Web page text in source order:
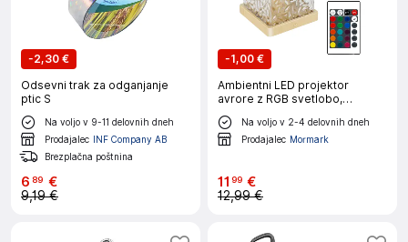
-2,30 €
Odsevni trak za odganjanje
ptic S
Na voljo v 9-11 delovnih dneh
Prodajalec INF Company AB
Brezplačna poštnina
6 89 €
9,19 €
-1,00 €
Ambientni LED projektor
avrore z RGB svetlobo,
daljinskim upravljanjem in USB
napajanjem | AURELME
Na voljo v 2-4 delovnih dneh
Prodajalec Mormark
11 99 €
12,99 €